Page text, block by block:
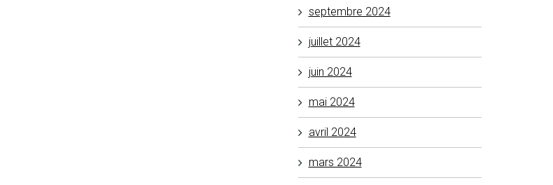
septembre 2024
juillet 2024
juin 2024
mai 2024
avril 2024
mars 2024